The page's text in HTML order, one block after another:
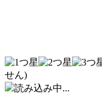
せん)
読み込み中...